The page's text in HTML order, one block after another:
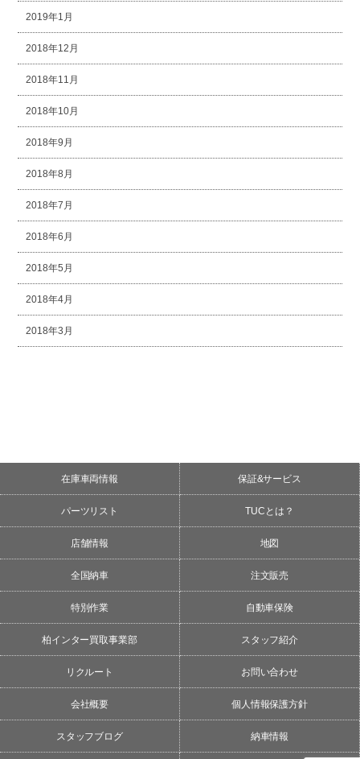
2019年1月
2018年12月
2018年11月
2018年10月
2018年9月
2018年8月
2018年7月
2018年6月
2018年5月
2018年4月
2018年3月
在庫車両情報 保証&サービス
パーツリスト TUCとは？
店舗情報 地図
全国納車 注文販売
特別作業 自動車保険
柏インター買取事業部 スタッフ紹介
リクルート お問い合わせ
会社概要 個人情報保護方針
スタッフブログ 納車情報